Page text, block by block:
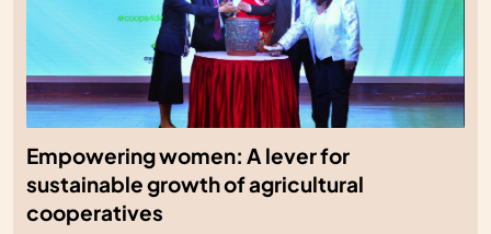
Empowering women: A lever for
sustainable growth of agricultural
cooperatives